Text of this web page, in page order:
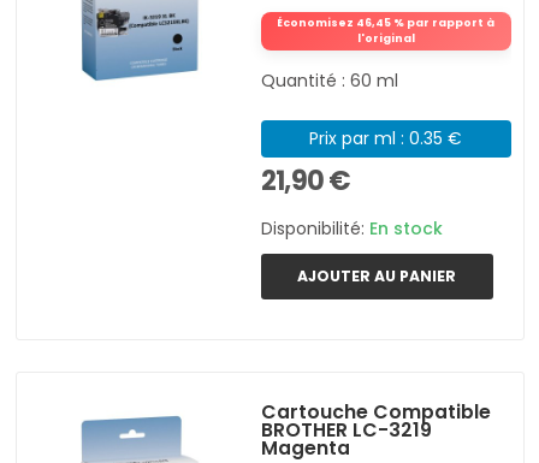
Économisez 46,45 % par rapport à
l'original
Quantité : 60 ml
Prix par ml : 0.35 €
21,90 €
Disponibilité: En stock
AJOUTER AU PANIER
Cartouche Compatible
BROTHER LC-3219
Magenta